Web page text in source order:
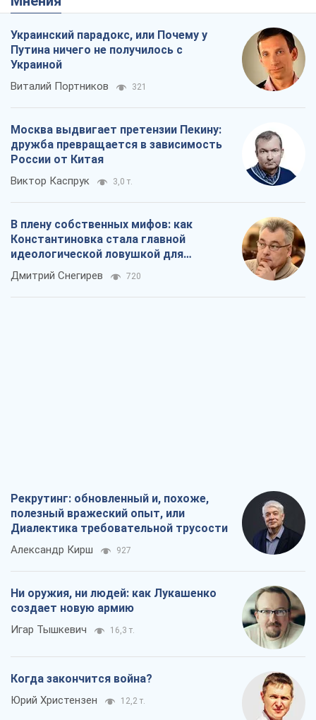
Украинский парадокс, или Почему у
Путина ничего не получилось с
Украиной
Виталий Портников 321
Москва выдвигает претензии Пекину:
дружба превращается в зависимость
России от Китая
Виктор Каспрук 3,0 т.
В плену собственных мифов: как
Константиновка стала главной
идеологической ловушкой для
российских оккупантов
Дмитрий Снегирев 720
Рекрутинг: обновленный и, похоже,
полезный вражеский опыт, или
Диалектика требовательной трусости
Александр Кирш 927
Ни оружия, ни людей: как Лукашенко
создает новую армию
Игар Тышкевич 16,3 т.
Когда закончится война?
Юрий Христензен 12,2 т.